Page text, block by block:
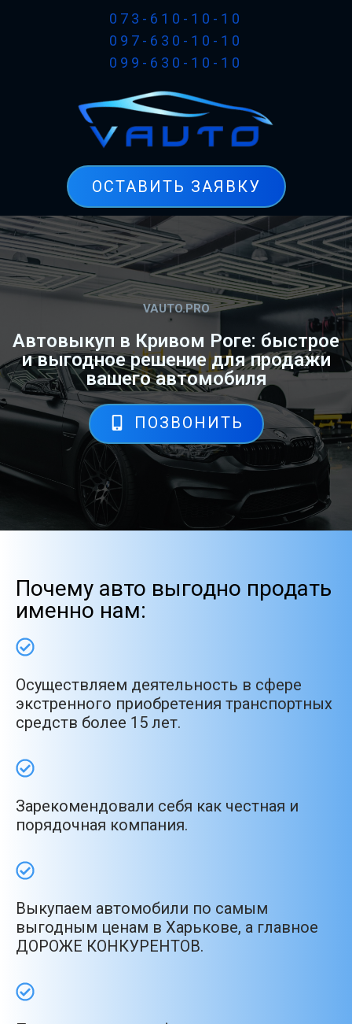
073-610-10-10
097-630-10-10
099-630-10-10
ОСТАВИТЬ ЗАЯВКУ
VAUTO.PRO
Автовыкуп в Кривом Роге: быстрое
и выгодное решение для продажи
вашего автомобиля
ПОЗВОНИТЬ
Почему авто выгодно продать
именно нам:
Осуществляем деятельность в сфере
экстренного приобретения транспортных
средств более 15 лет.
Зарекомендовали себя как честная и
порядочная компания.
Выкупаем автомобили по самым
выгодным ценам в Харькове, а главное
ДОРОЖЕ КОНКУРЕНТОВ.